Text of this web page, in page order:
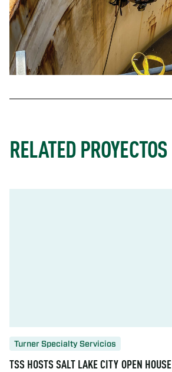
RELATED PROYECTOS
Turner Specialty Servicios
TSS HOSTS SALT LAKE CITY OPEN HOUSE